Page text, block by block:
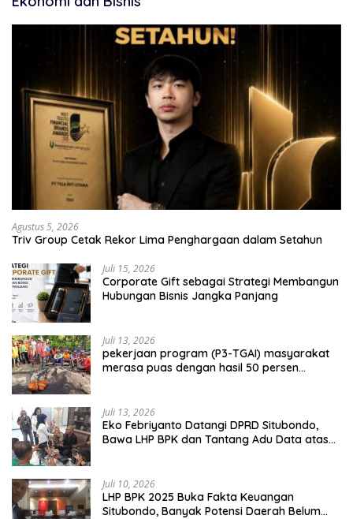
Agustus 5, 2026
Triv Group Cetak Rekor Lima Penghargaan dalam Setahun
Juli 15, 2026
Corporate Gift sebagai Strategi Membangun
Hubungan Bisnis Jangka Panjang
Juli 13, 2026
pekerjaan program (P3-TGAI) masyarakat
merasa puas dengan hasil 50 persen
Juli 13, 2026
Eko Febriyanto Datangi DPRD Situbondo,
Bawa LHP BPK dan Tantang Adu Data atas
Juli 10, 2026
LHP BPK 2025 Buka Fakta Keuangan
Situbondo, Banyak Potensi Daerah Belum